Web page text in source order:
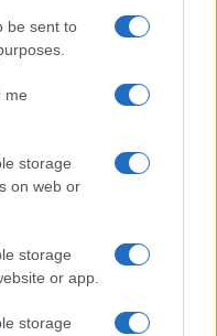
be sent to
me
storage
on web or
storage
or app.
storage
affliggono la Sicilia